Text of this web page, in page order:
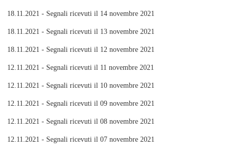
18.11.2021 - Segnali ricevuti il 14 novembre 2021
18.11.2021 - Segnali ricevuti il 13 novembre 2021
18.11.2021 - Segnali ricevuti il 12 novembre 2021
12.11.2021 - Segnali ricevuti il 11 novembre 2021
12.11.2021 - Segnali ricevuti il 10 novembre 2021
12.11.2021 - Segnali ricevuti il 09 novembre 2021
12.11.2021 - Segnali ricevuti il 08 novembre 2021
12.11.2021 - Segnali ricevuti il 07 novembre 2021